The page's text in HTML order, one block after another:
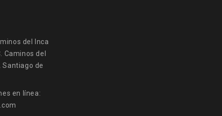
del Inca
Caminos del
Santiago de
en línea: